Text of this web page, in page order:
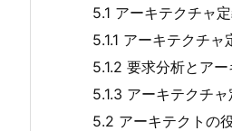
5.1 アーキテクチャ
5.1.1 アーキテクチ
5.1.2 要求分析とア
5.1.3 アーキテクチ
5.2 アーキテクトの